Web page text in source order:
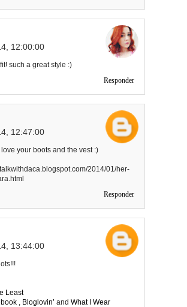
12:00:00
such a great style :)
Responder
12:47:00
your boots and the vest :)
2014/01/her-
Responder
13:44:00
Least
Bloglovin’ and What I Wear